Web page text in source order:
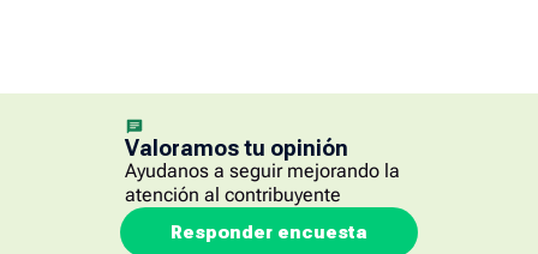
Valoramos tu opinión
Ayudanos a seguir mejorando la
atención al contribuyente
Responder encuesta